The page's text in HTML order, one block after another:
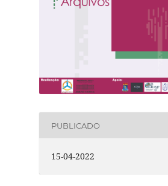
PUBLICADO
15-04-2022